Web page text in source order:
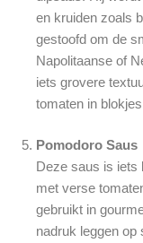
en kruiden zoals
gestoofd om de
Napolitaanse of
iets grovere
tomaten in
Pomodoro Saus
Deze saus is iets
met verse
gebruikt in
nadruk leggen op